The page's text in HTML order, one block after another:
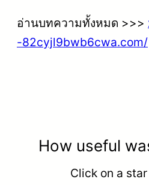
อ่านบทความทั้งหมด >>>
-82cyjl9bwb6cwa.com/
How useful
Click on a